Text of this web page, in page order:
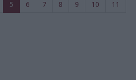
5 6 7 8 9 10
11